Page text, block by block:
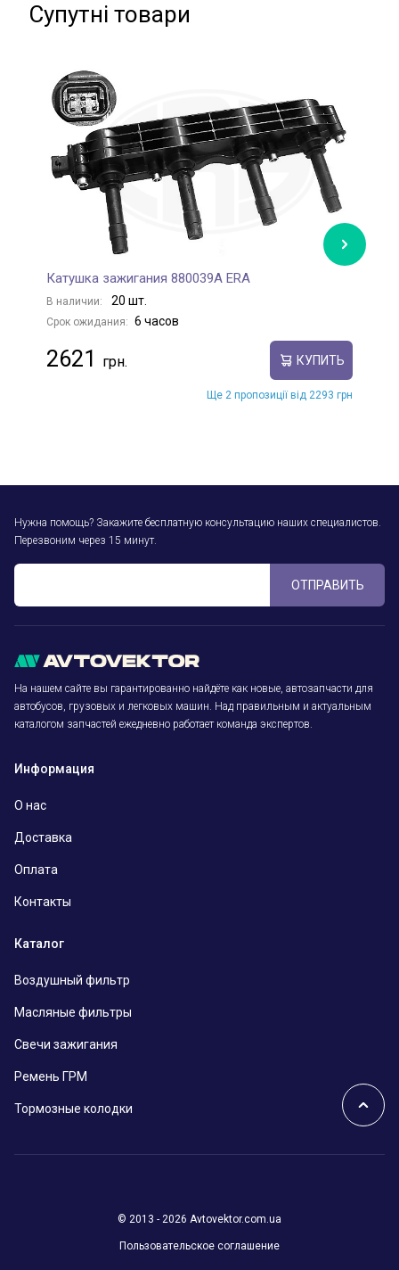
Супутні товари
Катушка зажигания 880039A ERA
В наличии: 20 шт.
Срок ожидания: 6 часов
2621 КУПИТЬ
Ще 2 пропозиції від 2293 грн
Нужна помощь? Закажите бесплатную консультацию наших специалистов.
Перезвоним через 15 минут.
ОТПРАВИТЬ
На нашем сайте вы гарантированно найдёте как новые, автозапчасти для
автобусов, грузовых и легковых машин. Над правильным и актуальным
каталогом запчастей ежедневно работает команда экспертов.
Информация
О нас
Доставка
Оплата
Контакты
Каталог
Воздушный фильтр
Масляные фильтры
Свечи зажигания
Ремень ГРМ
Тормозные колодки
© 2013 - 2026 Avtovektor.com.ua
Пользовательское соглашение